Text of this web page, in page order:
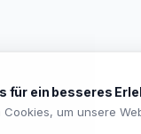
für ein besseres
Cookies, um unsere